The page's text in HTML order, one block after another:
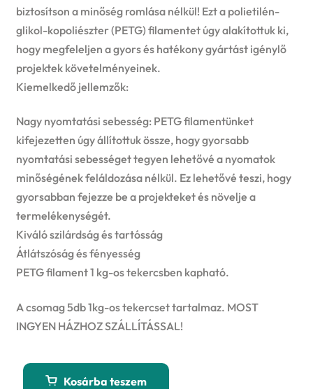
biztosítson a minőség romlása nélkül! Ezt a polietilén-
glikol-kopoliészter (PETG) filamentet úgy alakítottuk ki,
hogy megfeleljen a gyors és hatékony gyártást igénylő
projektek követelményeinek.
Kiemelkedő jellemzők:
Nagy nyomtatási sebesség: PETG filamentünket
kifejezetten úgy állítottuk össze, hogy gyorsabb
nyomtatási sebességet tegyen lehetővé a nyomatok
minőségének feláldozása nélkül. Ez lehetővé teszi, hogy
gyorsabban fejezze be a projekteket és növelje a
termelékenységét.
Kiváló szilárdság és tartósság
Átlátszóság és fényesség
PETG filament 1 kg-os tekercsben kapható.
A csomag 5db 1kg-os tekercset tartalmaz. MOST
INGYEN HÁZHOZ SZÁLLÍTÁSSAL!
GST3D
Kosárba teszem